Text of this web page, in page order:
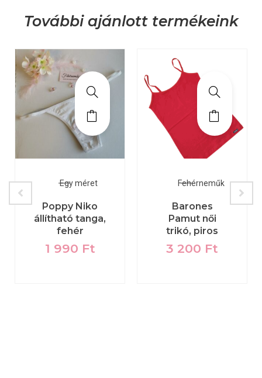
További ajánlott termékeink
Egy méret
Poppy Niko
állítható tanga,
fehér
1 990 Ft
Fehérneműk
Barones
Pamut női
trikó, piros
3 200 Ft